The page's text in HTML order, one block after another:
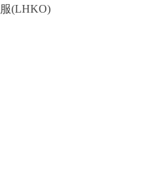
(LHKO)